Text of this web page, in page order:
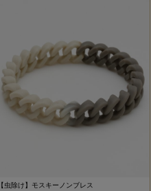
【虫除け】モスキーノンブレス